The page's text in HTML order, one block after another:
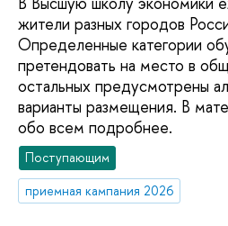
жители разных городов
Определенные категории
претендовать на место в
остальных предусмотрены
варианты размещения. В
обо всем подробнее.
Поступающим
приемная кампания 2026